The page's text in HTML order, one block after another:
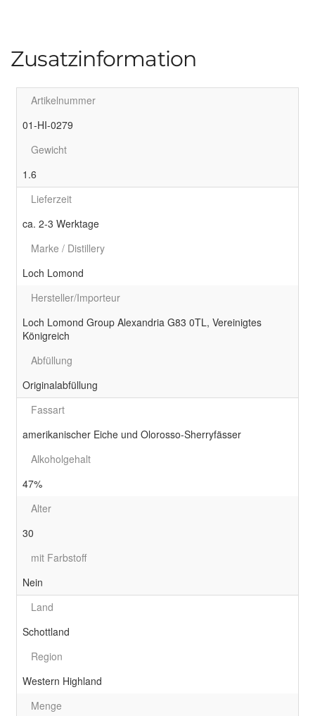
Zusatzinformation
Artikelnummer
01-HI-0279
Gewicht
1.6
Lieferzeit
ca. 2-3 Werktage
Marke / Distillery
Loch Lomond
Hersteller/Importeur
Loch Lomond Group Alexandria G83 0TL, Vereinigtes
Königreich
Abfüllung
Originalabfüllung
Fassart
amerikanischer Eiche und Olorosso-Sherryfässer
Alkoholgehalt
47%
Alter
30
mit Farbstoff
Nein
Land
Schottland
Region
Western Highland
Menge